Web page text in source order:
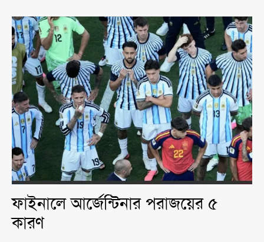
ফাইনালে আর্জেন্টিনার পরাজয়ের ৫
কারণ